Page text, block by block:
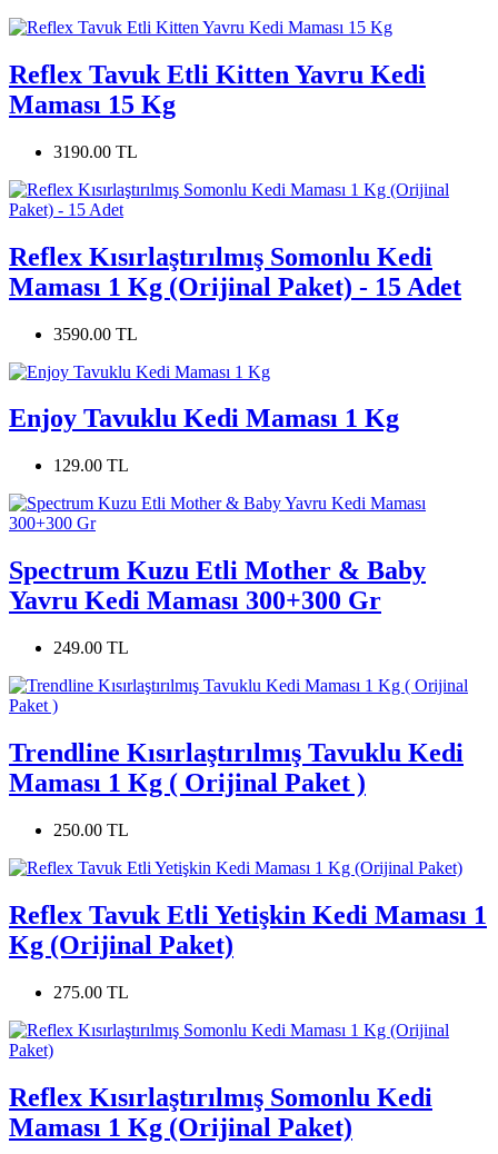
Reflex Tavuk Etli Kitten Yavru Kedi
Maması 15 Kg
3190.00 TL
Reflex Kısırlaştırılmış Somonlu Kedi
Maması 1 Kg (Orijinal Paket) - 15 Adet
3590.00 TL
Enjoy Tavuklu Kedi Maması 1 Kg
129.00 TL
Spectrum Kuzu Etli Mother & Baby
Yavru Kedi Maması 300+300 Gr
249.00 TL
Trendline Kısırlaştırılmış Tavuklu Kedi
Maması 1 Kg ( Orijinal Paket )
250.00 TL
Reflex Tavuk Etli Yetişkin Kedi Maması 1
Kg (Orijinal Paket)
275.00 TL
Reflex Kısırlaştırılmış Somonlu Kedi
Maması 1 Kg (Orijinal Paket)